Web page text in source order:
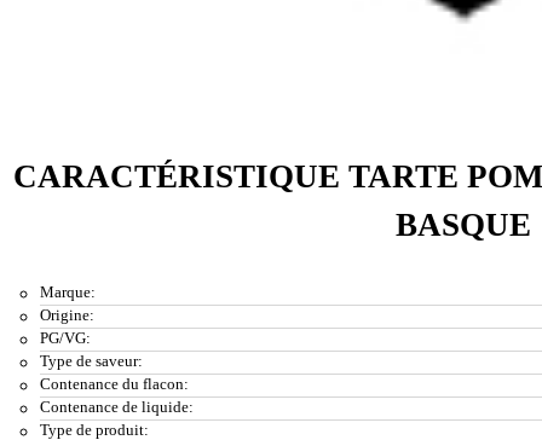
CARACTÉRISTIQUE TARTE
BASQUE
Marque:
Origine:
PG/VG:
Type de saveur:
Contenance du flacon:
Contenance de liquide:
Type de produit: